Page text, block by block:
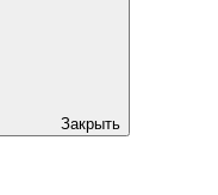
Закрыть